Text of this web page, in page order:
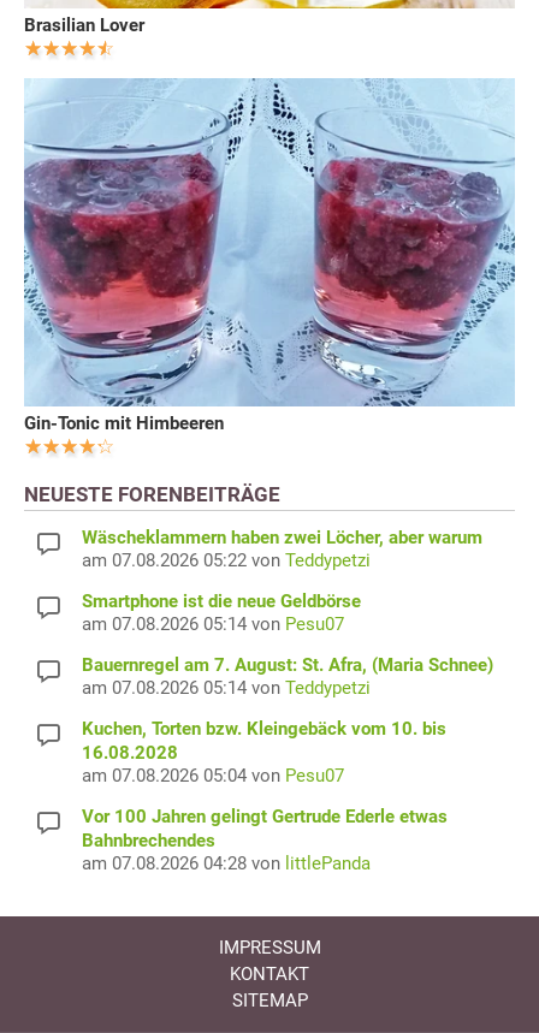
Brasilian Lover
Gin-Tonic mit Himbeeren
NEUESTE FORENBEITRÄGE
Wäscheklammern haben zwei Löcher, aber warum
am 07.08.2026 05:22 von Teddypetzi
Smartphone ist die neue Geldbörse
am 07.08.2026 05:14 von Pesu07
Bauernregel am 7. August: St. Afra, (Maria Schnee)
am 07.08.2026 05:14 von Teddypetzi
Kuchen, Torten bzw. Kleingebäck vom 10. bis
16.08.2028
am 07.08.2026 05:04 von Pesu07
Vor 100 Jahren gelingt Gertrude Ederle etwas
Bahnbrechendes
am 07.08.2026 04:28 von littlePanda
IMPRESSUM
KONTAKT
SITEMAP